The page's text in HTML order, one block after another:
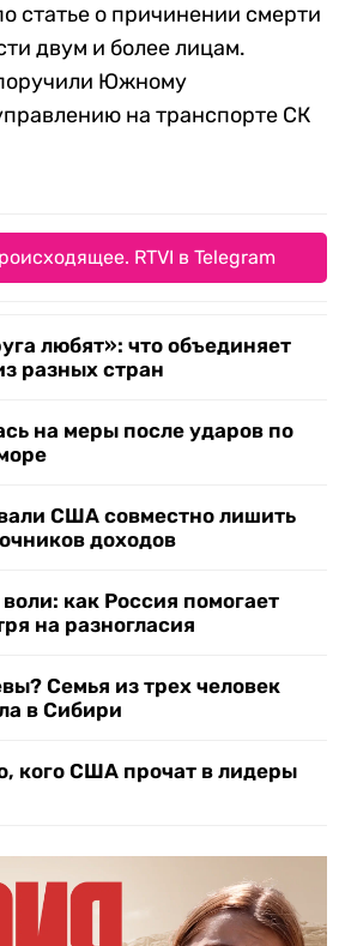
статье о причинении смерти
двум и более лицам.
Южному
на транспорте СК
RTVI в Telegram
любят»: что объединяет
разных стран
на меры после ударов по
США совместно лишить
доходов
как Россия помогает
на разногласия
Семья из трех человек
в Сибири
кого США прочат в лидеры